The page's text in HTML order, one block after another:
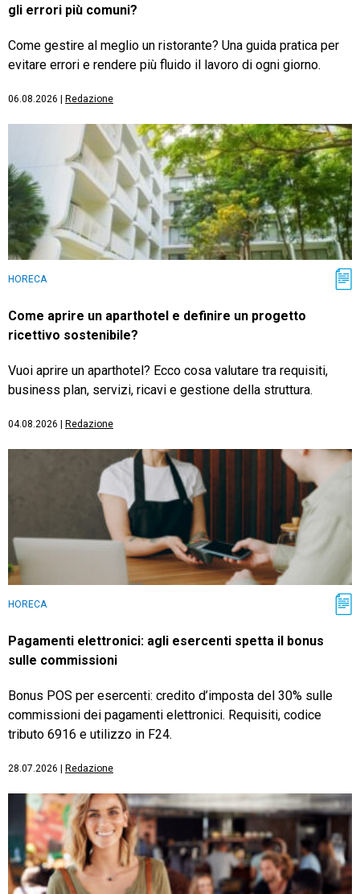
gli errori più comuni?
Come gestire al meglio un ristorante? Una guida pratica per
evitare errori e rendere più fluido il lavoro di ogni giorno.
06.08.2026 Redazione
HORECA
Come aprire un aparthotel e definire un progetto
ricettivo sostenibile?
Vuoi aprire un aparthotel? Ecco cosa valutare tra requisiti,
business plan, servizi, ricavi e gestione della struttura.
04.08.2026 Redazione
HORECA
Pagamenti elettronici: agli esercenti spetta il bonus
sulle commissioni
Bonus POS per esercenti: credito d’imposta del 30% sulle
commissioni dei pagamenti elettronici. Requisiti, codice
tributo 6916 e utilizzo in F24.
28.07.2026 Redazione